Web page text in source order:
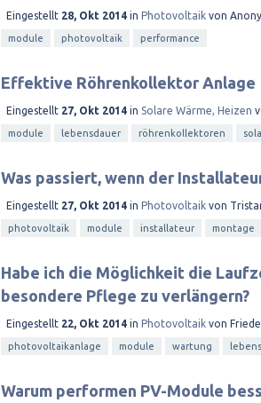
Eingestellt 28, Okt 2014 in Photovoltaik von
module photovoltaik performance
Effektive Röhrenkollektor Anlage
Eingestellt 27, Okt 2014 in Solare Wärme, Heizen
module lebensdauer röhrenkollektoren
Was passiert, wenn der
Eingestellt 27, Okt 2014 in Photovoltaik von
photovoltaik module installateur montage
Habe ich die Möglichkeit die
besondere Pflege zu verlängern?
Eingestellt 22, Okt 2014 in Photovoltaik von
photovoltaikanlage module wartung
Warum performen PV-Module